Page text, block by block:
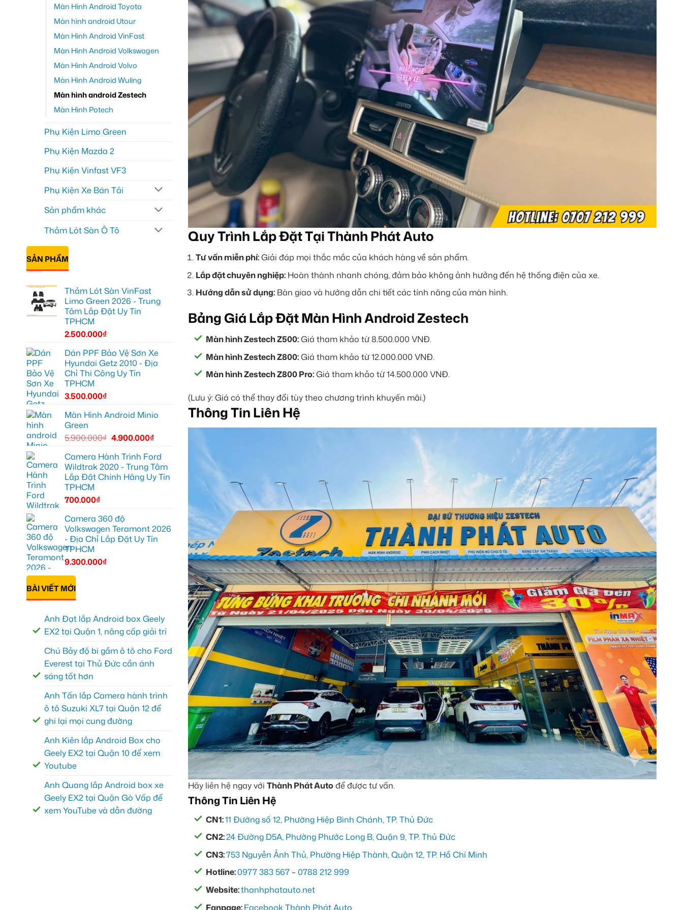
Màn Hình Android Toyota
Màn hình android Utour
Màn Hình Android VinFast
Màn Hình Android Volkswagen
Màn Hình Android Volvo
Màn Hình Android Wuling
Màn hình android Zestech
Màn Hình Potech
Phụ Kiện Limo Green
Phụ Kiện Mazda 2
Phụ Kiện Vinfast VF3
Phụ Kiện Xe Bán Tải
Sản phẩm khác
Thảm Lót Sàn Ô Tô
SẢN PHẨM
Thảm Lót Sàn VinFast
Limo Green 2026 - Trung
Tâm Lắp Đặt Uy Tín
TPHCM
2.500.000₫
Dán PPF Bảo Vệ Sơn Xe
Hyundai Getz 2010 - Địa
Chỉ Thi Công Uy Tín
TPHCM
3.500.000₫
Màn Hình Android Minio
Green
5.900.000₫ 4.900.000₫
Camera Hành Trình Ford
Wildtrak 2020 - Trung Tâm
Lắp Đặt Chính Hãng Uy Tín
TPHCM
700.000₫
Camera 360 độ
Volkswagen Teramont 2026
- Địa Chỉ Lắp Đặt Uy Tín
TPHCM
9.300.000₫
BÀI VIẾT MỚI
Anh Đạt lắp Android box Geely
EX2 tại Quận 1, nâng cấp giải trí
Chú Bảy độ bi gầm ô tô cho Ford
Everest tại Thủ Đức cần ánh
sáng tốt hơn
Anh Tấn lắp Camera hành trình
ô tô Suzuki XL7 tại Quận 12 để
ghi lại mọi cung đường
Anh Kiên lắp Android Box cho
Geely EX2 tại Quận 10 để xem
Youtube
Anh Quang lắp Android box xe
Geely EX2 tại Quận Gò Vấp để
xem YouTube và dẫn đường
Quy Trình Lắp Đặt Tại Thành Phát Auto
Tư vấn miễn phí:Giải đáp mọi thắc mắc của khách hàng về sản phẩm.
Lắp đặt chuyên nghiệp:Hoàn thành nhanh chóng, đảm bảo không ảnh hưởng đến hệ thống điện của xe.
Hướng dẫn sử dụng:Bàn giao và hướng dẫn chi tiết các tính năng của màn hình.
Bảng Giá Lắp Đặt Màn Hình Android Zestech
Màn hình Zestech Z500:Giá tham khảo từ 8.500.000 VNĐ.
Màn hình Zestech Z800:Giá tham khảo từ 12.000.000 VNĐ.
Màn hình Zestech Z800 Pro:Giá tham khảo từ 14.500.000 VNĐ.
(Lưu ý: Giá có thể thay đổi tùy theo chương trình khuyến mãi.)
Thông Tin Liên Hệ
Hãy liên hệ ngay với Thành Phát Auto để được tư vấn.
Thông Tin Liên Hệ
CN1:11 Đường số 12, Phường Hiệp Bình Chánh, TP. Thủ Đức
CN2:24 Đường D5A, Phường Phước Long B, Quận 9, TP. Thủ Đức
CN3:753 Nguyễn Ảnh Thủ, Phường Hiệp Thành, Quận 12, TP. Hồ Chí Minh
Hotline:0977 383 567–0788 212 999
Website:thanhphatauto.net
Fanpage:Facebook Thành Phát Auto